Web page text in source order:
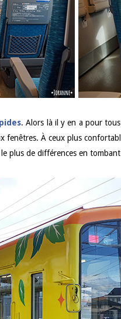
. Alors là il y en a pour
fenêtres. À ceux plus
plus de différences en